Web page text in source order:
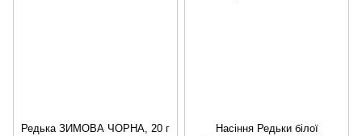
Редька ЗИМОВА ЧОРНА, 20 г
Насіння Редьки бiлої